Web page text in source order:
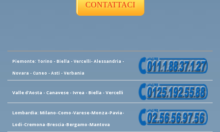
CONTATTACI
Piemonte: Torino - Biella - Vercelli- Alessandria -
Novara - Cuneo - Asti - Verbania
Valle d'Aosta - Canavese - Ivrea - Biella - Vercelli
Lombardia: Milano-Como-Varese-Monza-Pavia-
Lodi-Cremona-Brescia-Bergamo-Mantova